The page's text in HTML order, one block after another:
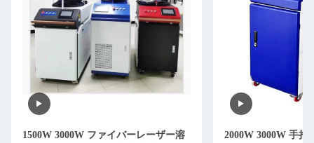
2000W 3000W 手持ちレーザー溶接機
2000W 3000W